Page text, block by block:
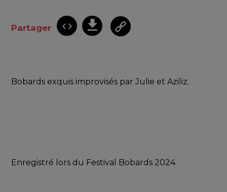
Partager
Bobards exquis improvisés par Julie et Aziliz.
Enregistré lors du Festival Bobards 2024.